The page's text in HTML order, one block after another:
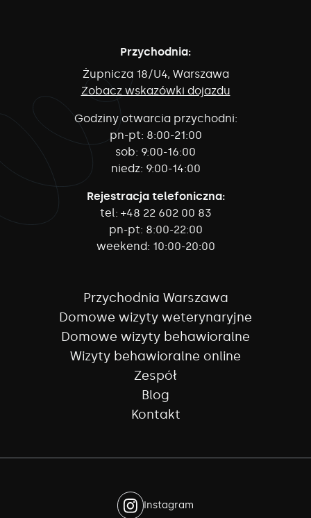
Przychodnia:
Żupnicza 18/U4, Warszawa
Zobacz wskazówki dojazdu
Godziny otwarcia przychodni:
pn-pt: 8:00-21:00
sob: 9:00-16:00
niedz: 9:00-14:00
Rejestracja telefoniczna:
tel: +48 22 602 00 83
pn-pt: 8:00-22:00
weekend: 10:00-20:00
Przychodnia Warszawa
Domowe wizyty weterynaryjne
Domowe wizyty behawioralne
Wizyty behawioralne online
Zespół
Blog
Kontakt
Instagram